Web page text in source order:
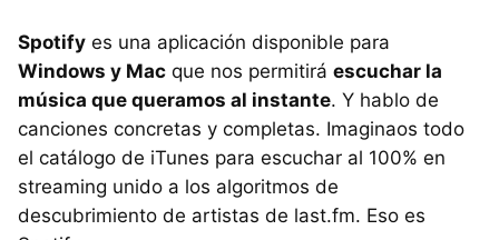
Spotify es una aplicación disponible para
Windows y Mac que nos permitirá escuchar la
música que queramos al instante. Y hablo de
canciones concretas y completas. Imaginaos todo
el catálogo de iTunes para escuchar al 100% en
streaming unido a los algoritmos de
descubrimiento de artistas de last.fm. Eso es